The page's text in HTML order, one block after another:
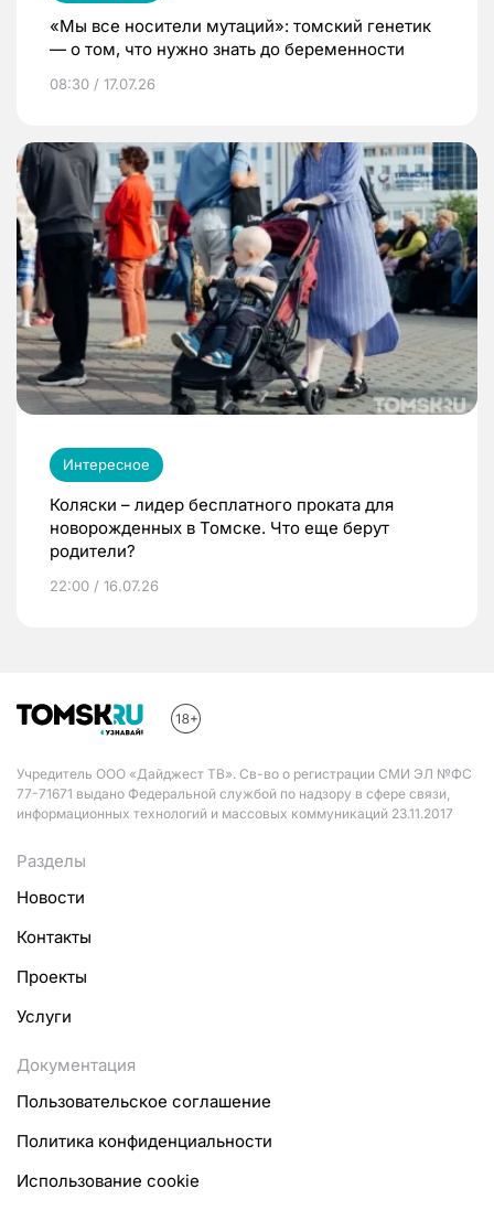
«Мы все носители мутаций»: томский генетик
— о том, что нужно знать до беременности
08:30 / 17.07.26
Интересное
Коляски – лидер бесплатного проката для
новорожденных в Томске. Что еще берут
родители?
22:00 / 16.07.26
Учредитель ООО «Дайджест ТВ». Св-во о регистрации СМИ ЭЛ №ФС
77-71671 выдано Федеральной службой по надзору в сфере связи,
информационных технологий и массовых коммуникаций 23.11.2017
Разделы
Новости
Контакты
Проекты
Услуги
Документация
Пользовательское соглашение
Политика конфиденциальности
Использование cookie